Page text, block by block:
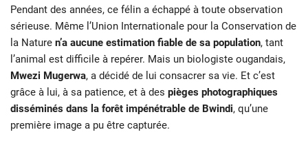
Pendant des années, ce félin a échappé à toute observation
sérieuse. Même l’Union Internationale pour la Conservation de
la Nature n’a aucune estimation fiable de sa population, tant
l’animal est difficile à repérer. Mais un biologiste ougandais,
Mwezi Mugerwa, a décidé de lui consacrer sa vie. Et c’est
grâce à lui, à sa patience, et à des pièges photographiques
disséminés dans la forêt impénétrable de Bwindi, qu’une
première image a pu être capturée.